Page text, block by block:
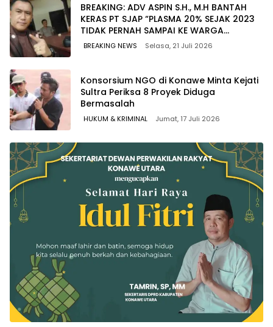
BREAKING: ADV ASPIN S.H., M.H BANTAH
KERAS PT SJAP “PLASMA 20% SEJAK 2023
TIDAK PERNAH SAMPAI KE WARGA
WAWOONE!
BREAKING NEWS Selasa, 21 Juli 2026
Konsorsium NGO di Konawe Minta Kejati
Sultra Periksa 8 Proyek Diduga
Bermasalah ‎
HUKUM & KRIMINAL Jumat, 17 Juli 2026